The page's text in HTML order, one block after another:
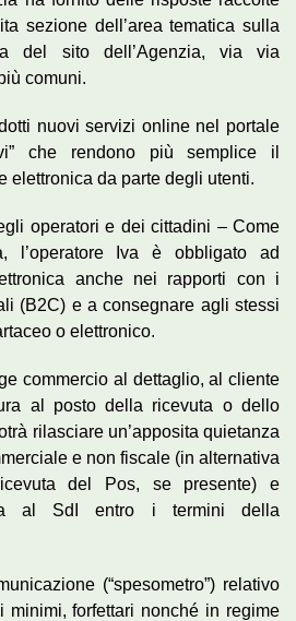
sezione dell’area tematica sulla
del sito dell’Agenzia, via via
comuni.
nuovi servizi online nel portale
che rendono più semplice il
elettronica da parte degli utenti.
operatori e dei cittadini – Come
l’operatore Iva è obbligato ad
anche nei rapporti con i
(B2C) e a consegnare agli stessi
o elettronico.
commercio al dettaglio, al cliente
al posto della ricevuta o dello
rilasciare un’apposita quietanza
e non fiscale (in alternativa
del Pos, se presente) e
al SdI entro i termini della
(“spesometro”) relativo
minimi, forfettari nonché in regime